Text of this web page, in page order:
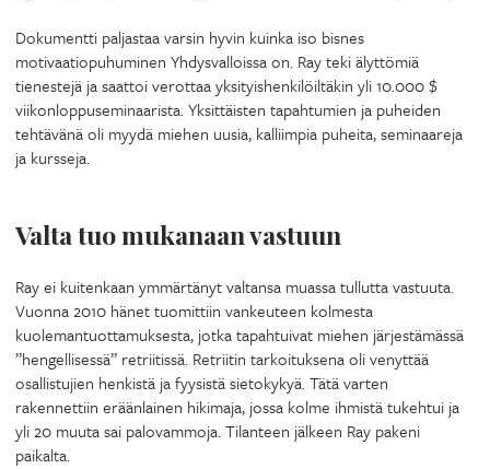
Dokumentti paljastaa varsin hyvin kuinka iso bisnes
motivaatiopuhuminen Yhdysvalloissa on. Ray teki älyttömiä
tienestejä ja saattoi verottaa yksityishenkilöiltäkin yli 10.000 $
viikonloppuseminaarista. Yksittäisten tapahtumien ja puheiden
tehtävänä oli myydä miehen uusia, kalliimpia puheita, seminaareja
ja kursseja.
Valta tuo mukanaan vastuun
Ray ei kuitenkaan ymmärtänyt valtansa muassa tullutta vastuuta.
Vuonna 2010 hänet tuomittiin vankeuteen kolmesta
kuolemantuottamuksesta, jotka tapahtuivat miehen järjestämässä
”hengellisessä” retriitissä. Retriitin tarkoituksena oli venyttää
osallistujien henkistä ja fyysistä sietokykyä. Tätä varten
rakennettiin eräänlainen hikimaja, jossa kolme ihmistä tukehtui ja
yli 20 muuta sai palovammoja. Tilanteen jälkeen Ray pakeni
paikalta.